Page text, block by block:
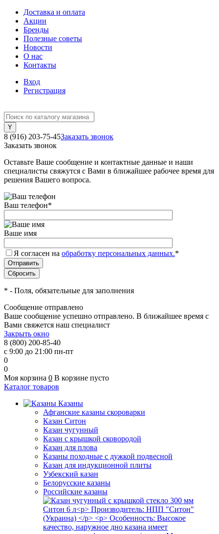
Доставка и оплата
Акции
Бренды
Полезные советы
Новости
О нас
Контакты
Вход
Регистрация
8 (916) 203-75-45Заказать звонок
Заказать звонок
Оставьте Ваше сообщение и контактные данные и наши
специалисты свяжутся с Вами в ближайшее рабочее время для
решения Вашего вопроса.
Ваш телефон*
Ваше имя
Я согласен на обработку персональных данных.*
* - Поля, обязательные для заполнения
Сообщение отправлено
Ваше сообщение успешно отправлено. В ближайшее время с
Вами свяжется наш специалист
Закрыть окно
8 (800) 200-85-40
с 9:00 до 21:00 пн-пт
0
0
Моя корзина 0 В корзине пусто
Каталог товаров
Казаны
Афганские казаны скороварки
Казан Ситон
Казан чугунный
Казан с крышкой сковородой
Казан для плова
Казаны походные с дужкой подвесной
Казан для индукционной плиты
Узбекский казан
Белорусские казаны
Российские казаны